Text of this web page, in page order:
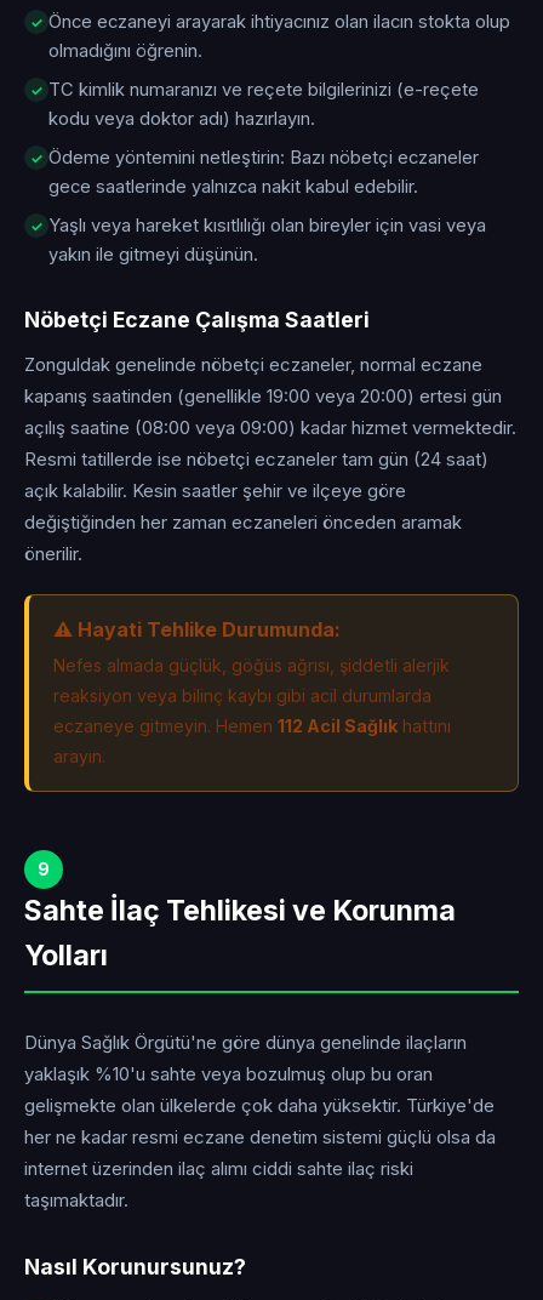
Önce eczaneyi arayarak ihtiyacınız olan ilacın stokta olup
olmadığını öğrenin.
TC kimlik numaranızı ve reçete bilgilerinizi (e-reçete
kodu veya doktor adı) hazırlayın.
Ödeme yöntemini netleştirin: Bazı nöbetçi eczaneler
gece saatlerinde yalnızca nakit kabul edebilir.
Yaşlı veya hareket kısıtlılığı olan bireyler için vasi veya
yakın ile gitmeyi düşünün.
Nöbetçi Eczane Çalışma Saatleri
Zonguldak genelinde nöbetçi eczaneler, normal eczane
kapanış saatinden (genellikle 19:00 veya 20:00) ertesi gün
açılış saatine (08:00 veya 09:00) kadar hizmet vermektedir.
Resmi tatillerde ise nöbetçi eczaneler tam gün (24 saat)
açık kalabilir. Kesin saatler şehir ve ilçeye göre
değiştiğinden her zaman eczaneleri önceden aramak
önerilir.
⚠️ Hayati Tehlike Durumunda:
Nefes almada güçlük, göğüs ağrısı, şiddetli alerjik
reaksiyon veya bilinç kaybı gibi acil durumlarda
eczaneye gitmeyin. Hemen 112 Acil Sağlık hattını
arayın.
9
Sahte İlaç Tehlikesi ve Korunma
Yolları
Dünya Sağlık Örgütü'ne göre dünya genelinde ilaçların
yaklaşık %10'u sahte veya bozulmuş olup bu oran
gelişmekte olan ülkelerde çok daha yüksektir. Türkiye'de
her ne kadar resmi eczane denetim sistemi güçlü olsa da
internet üzerinden ilaç alımı ciddi sahte ilaç riski
taşımaktadır.
Nasıl Korunursunuz?